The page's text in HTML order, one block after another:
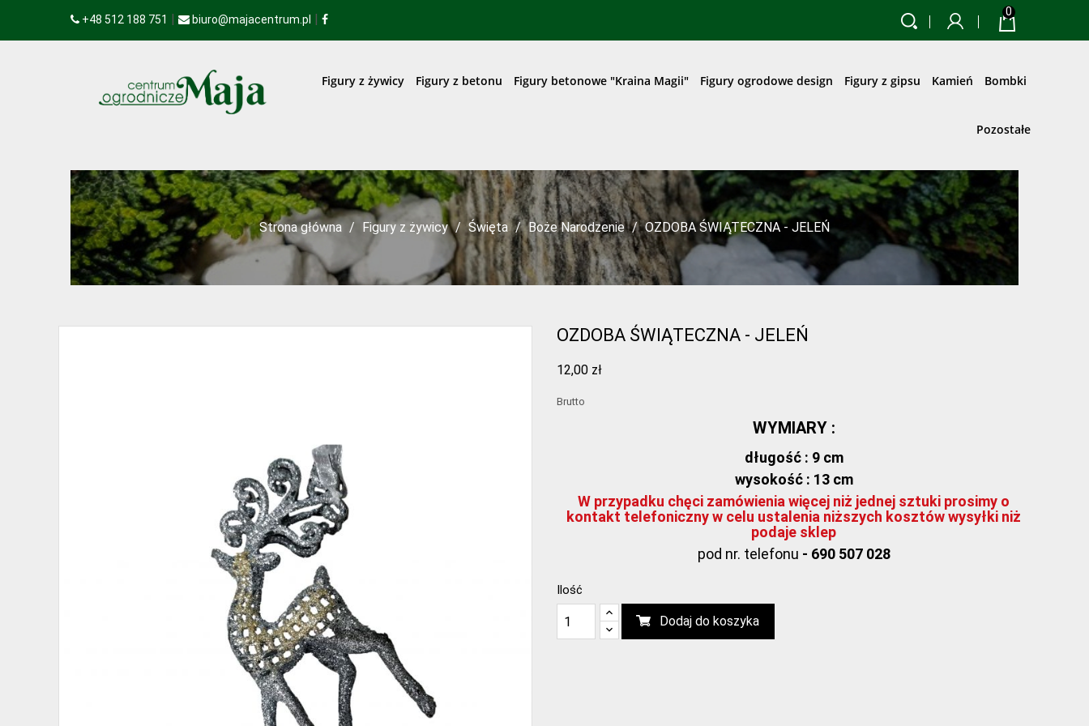
+48 512 188 751 | biuro@majacentrum.pl | 0
Figury z żywicy Figury z betonu Figury betonowe "Kraina Magii" Figury ogrodowe design Figury z gipsu Kamień Bombki
Pozostałe
Strona główna Figury z żywicy Święta Boże Narodzenie OZDOBA ŚWIĄTECZNA - JELEŃ
OZDOBA ŚWIĄTECZNA - JELEŃ
12,00 zł
Brutto
WYMIARY :
długość : 9 cm
wysokość : 13 cm
W przypadku chęci zamówienia więcej niż jednej sztuki prosimy o
kontakt telefoniczny w celu ustalenia niższych kosztów wysyłki niż
podaje sklep
pod nr. telefonu - 690 507 028
Ilość
Dodaj do koszyka